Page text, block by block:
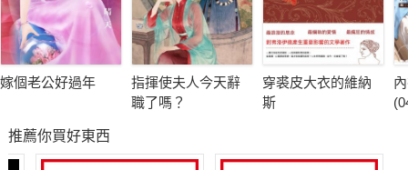
嫁個老公好過年
指揮使夫人今天辭
職了嗎？
穿裘皮大衣的維納
斯
推薦你買好東西